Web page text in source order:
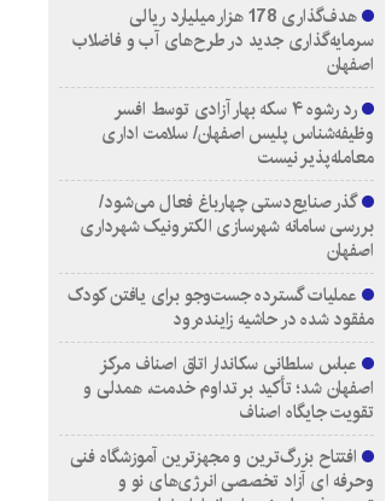
هدف‌گذاری 178 هزار میلیارد ریالی
سرمایه‌گذاری جدید در طرح‌های آب و فاضلاب
اصفهان
رد رشوه ۴ سکه بهار آزادی توسط افسر
وظیفه‌شناس پلیس اصفهان/ سلامت اداری
معامله‌پذیر نیست
گذر صنایع‌دستی چهارباغ فعال می‌شود/
بررسی سامانه شهرسازی الکترونیک شهرداری
اصفهان
عملیات گسترده جست‌وجو برای یافتن کودک
مفقود شده در حاشیه زاینده‌رود
عباس سلطانی سکاندار اتاق اصناف مرکز
اصفهان شد؛ تأکید بر تداوم خدمت، همدلی و
تقویت جایگاه اصناف
افتتاح بزرگ‌ترین و مجهزترین آموزشگاه فنی
وحرفه ای آزاد تخصصی انرژی‌های نو و